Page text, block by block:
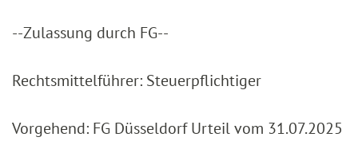
--Zulassung durch FG--
Rechtsmittelführer: Steuerpflichtiger
Vorgehend: FG Düsseldorf Urteil vom 31.07.2025